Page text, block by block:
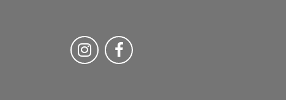
Wir auf Instragram
Wir auf Facebook